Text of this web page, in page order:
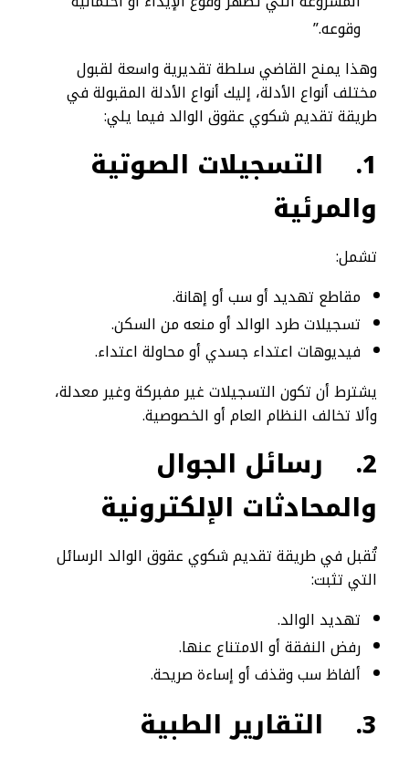
وقوعه.”
وهذا يمنح القاضي سلطة تقديرية واسعة لقبول
مختلف أنواع الأدلة، إليك أنواع الأدلة المقبولة في
طريقة تقديم شكوي عقوق الوالد فيما يلي:
1.
التسجيلات الصوتية
والمرئية
تشمل:
مقاطع تهديد أو سب أو إهانة.
تسجيلات طرد الوالد أو منعه من السكن.
فيديوهات اعتداء جسدي أو محاولة اعتداء.
يشترط أن تكون التسجيلات غير مفبركة وغير معدلة،
وألا تخالف النظام العام أو الخصوصية.
2.
رسائل الجوال
والمحادثات الإلكترونية
تُقبل في طريقة تقديم شكوي عقوق الوالد الرسائل
التي تثبت:
تهديد الوالد.
رفض النفقة أو الامتناع عنها.
ألفاظ سب وقذف أو إساءة صريحة.
3. التقارير الطبية